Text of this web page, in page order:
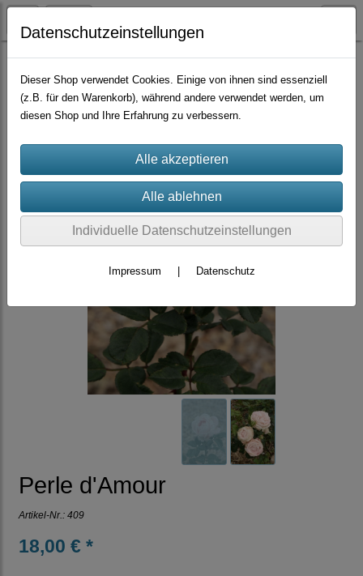
Container-Rosen
Perle d'Amour
Artikel-Nr.: 409
18,00 € *
Datenschutzeinstellungen
Dieser Shop verwendet Cookies. Einige von ihnen sind essenziell
(z.B. für den Warenkorb), während andere verwendet werden, um
diesen Shop und Ihre Erfahrung zu verbessern.
Individuelle Datenschutzeinstellungen
Impressum Datenschutz